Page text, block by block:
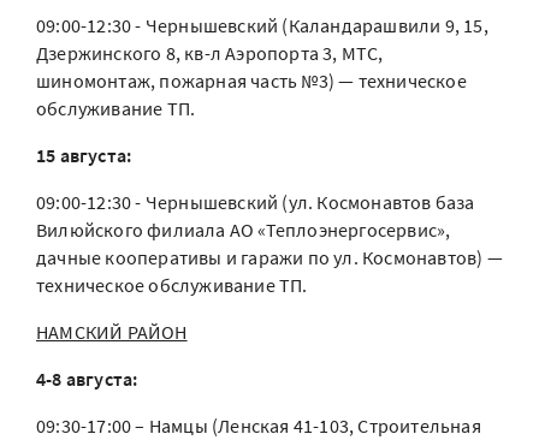
09:00-12:30 - Чернышевский (Каландарашвили 9, 15,
Дзержинского 8, кв-л Аэропорта 3, МТС,
шиномонтаж, пожарная часть №3) — техническое
обслуживание ТП.
15 августа:
09:00-12:30 - Чернышевский (ул. Космонавтов база
Вилюйского филиала АО «Теплоэнергосервис»,
дачные кооперативы и гаражи по ул. Космонавтов) —
техническое обслуживание ТП.
НАМСКИЙ РАЙОН
4-8 августа:
09:30-17:00 – Намцы (Ленская 41-103, Строительная